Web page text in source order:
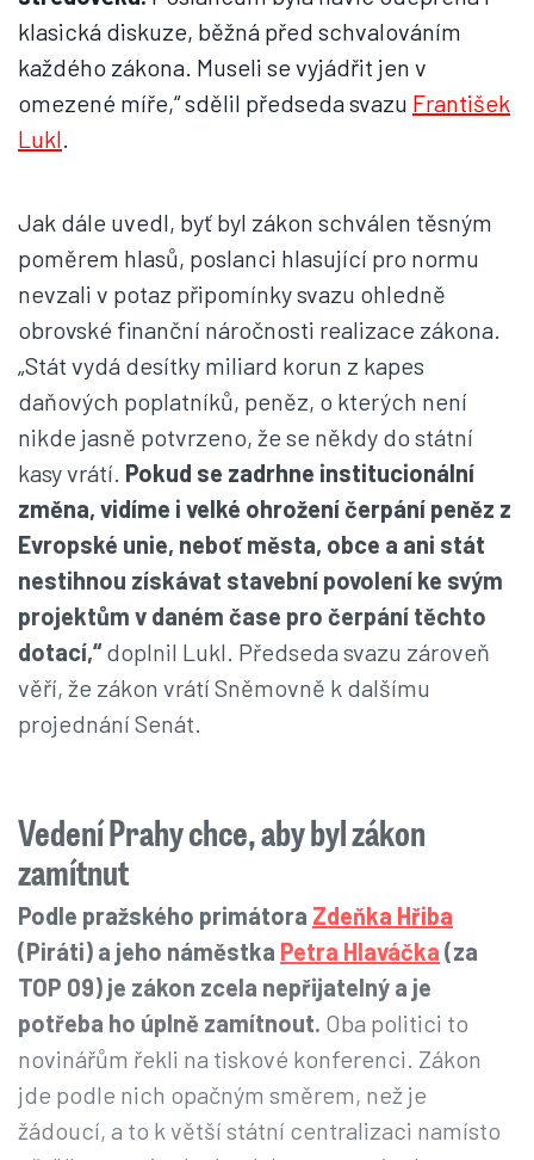
klasická diskuze, běžná před schvalováním
každého zákona. Museli se vyjádřit jen v
omezené míře,“ sdělil předseda svazu František
Lukl.
Jak dále uvedl, byť byl zákon schválen těsným
poměrem hlasů, poslanci hlasující pro normu
nevzali v potaz připomínky svazu ohledně
obrovské finanční náročnosti realizace zákona.
„Stát vydá desítky miliard korun z kapes
daňových poplatníků, peněz, o kterých není
nikde jasně potvrzeno, že se někdy do státní
kasy vrátí. Pokud se zadrhne institucionální
změna, vidíme i velké ohrožení čerpání peněz z
Evropské unie, neboť města, obce a ani stát
nestihnou získávat stavební povolení ke svým
projektům v daném čase pro čerpání těchto
dotací,“doplnil Lukl. Předseda svazu zároveň
věří, že zákon vrátí Sněmovně k dalšímu
projednání Senát.
Vedení Prahy chce, aby byl zákon
zamítnut
Podle pražského primátora Zdeňka Hřiba
(Piráti) a jeho náměstka Petra Hlaváčka (za
TOP 09) je zákon zcela nepřijatelný a je
potřeba ho úplně zamítnout. Oba politici to
novinářům řekli na tiskové konferenci. Zákon
jde podle nich opačným směrem, než je
žádoucí, a to k větší státní centralizaci namísto